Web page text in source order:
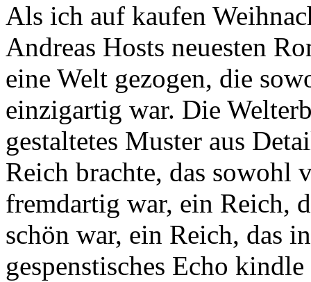
Als ich auf kaufen
Andreas Hosts neuesten
eine Welt gezogen, die
einzigartig war. Die
gestaltetes Muster aus
Reich brachte, das sowohl
fremdartig war, ein Reich,
schön war, ein Reich, das
gespenstisches Echo kindle